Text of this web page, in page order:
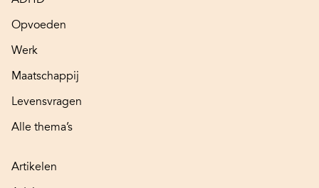
Opvoeden
Werk
Maatschappij
Levensvragen
Alle thema’s
Artikelen